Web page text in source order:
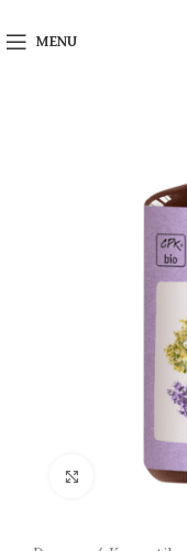
MENU
Klikni na